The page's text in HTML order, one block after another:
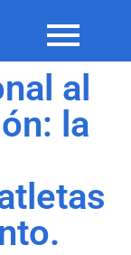
al
la